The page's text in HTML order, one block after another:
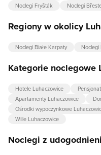
Noclegi Fryšták
Noclegi
Regiony w okolicy
Noclegi Białe Karpaty
Kategorie noclegowe
Hotele Luhaczowice
Apartamenty Luhaczowice
Ośrodki wypoczynkowe
Wille Luhaczowice
Noclegi z